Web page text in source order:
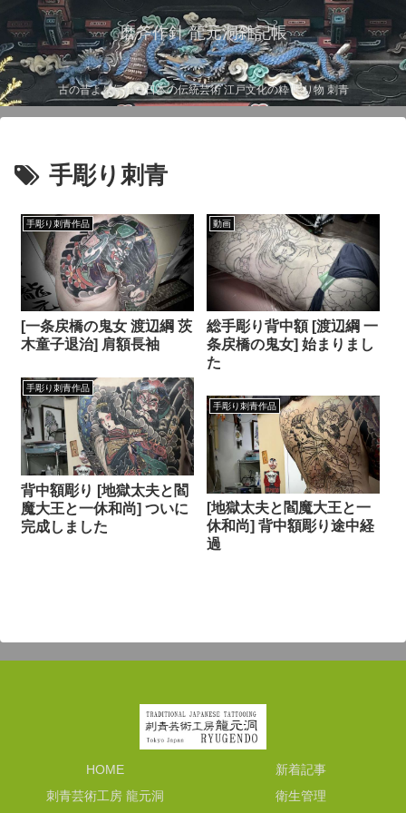
磨斧作針 龍元洞雑記帳
古の昔より伝わる日本の伝統芸術 江戸文化の粋 彫り物 刺青
手彫り刺青
手彫り刺青作品
[一条戻橋の鬼女 渡辺綱 茨
木童子退治] 肩額長袖
動画
総手彫り背中額 [渡辺綱 一
条戻橋の鬼女] 始まりまし
た
手彫り刺青作品
背中額彫り [地獄太夫と閻
魔大王と一休和尚] ついに
完成しました
手彫り刺青作品
[地獄太夫と閻魔大王と一
休和尚] 背中額彫り途中経
過
HOME
新着記事
刺青芸術工房 龍元洞
衛生管理